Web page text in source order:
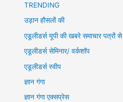
TRENDING
उड़ान हौसलों की
एडूलीडर्स यूपी की खबरे समाचार पत्रों से
एडूलीडर्स सेमिनार/ वर्कशॉप
एडूलीडर्स स्वीप
ज्ञान गंगा
ज्ञान गंगा एक्सप्रेस